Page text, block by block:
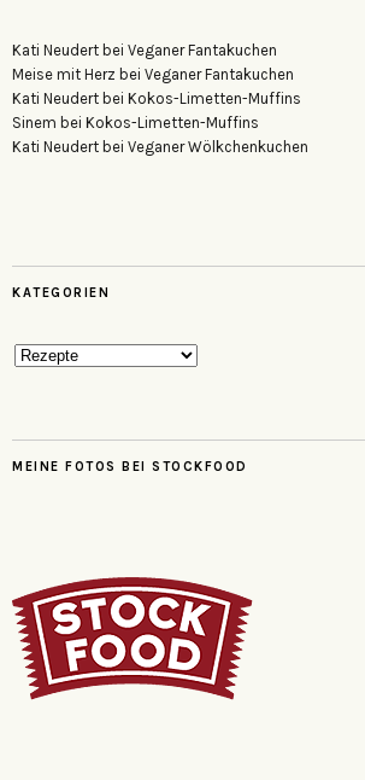
Kati Neudert bei Veganer Fantakuchen
Meise mit Herz bei Veganer Fantakuchen
Kati Neudert bei Kokos-Limetten-Muffins
Sinem bei Kokos-Limetten-Muffins
Kati Neudert bei Veganer Wölkchenkuchen
KATEGORIEN
Kategorien
MEINE FOTOS BEI STOCKFOOD